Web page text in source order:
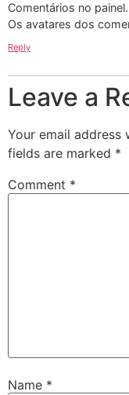
Comentários no painel.
Os avatares dos
Reply
Leave a
Your email address
fields are marked *
Comment *
Name *